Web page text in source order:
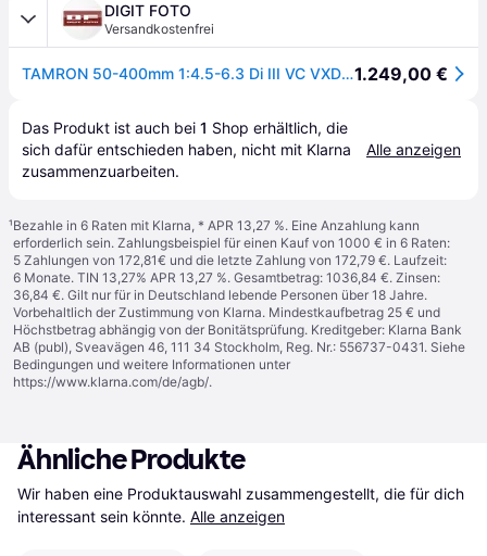
DIGIT FOTO
Versandkostenfrei
TAMRON 50-400mm 1:4.5-6.3 Di III VC VXD Nikon Z1.249,00 €
Das Produkt ist auch bei 1 Shop erhältlich, die
sich dafür entschieden haben, nicht mit Klarna
zusammenzuarbeiten.
Alle anzeigen
¹Bezahle in 6 Raten mit Klarna, * APR 13,27 %. Eine Anzahlung kann
erforderlich sein. Zahlungsbeispiel für einen Kauf von 1000 € in 6 Raten:
5 Zahlungen von 172,81€ und die letzte Zahlung von 172,79 €. Laufzeit:
6 Monate. TIN 13,27% APR 13,27 %. Gesamtbetrag: 1036,84 €. Zinsen:
36,84 €. Gilt nur für in Deutschland lebende Personen über 18 Jahre.
Vorbehaltlich der Zustimmung von Klarna. Mindestkaufbetrag 25 € und
Höchstbetrag abhängig von der Bonitätsprüfung. Kreditgeber: Klarna Bank
AB (publ), Sveavägen 46, 111 34 Stockholm, Reg. Nr.: 556737-0431. Siehe
Bedingungen und weitere Informationen unter
https://www.klarna.com/de/agb/.
Ähnliche Produkte
Wir haben eine Produktauswahl zusammengestellt, die für dich
interessant sein könnte. Alle anzeigen